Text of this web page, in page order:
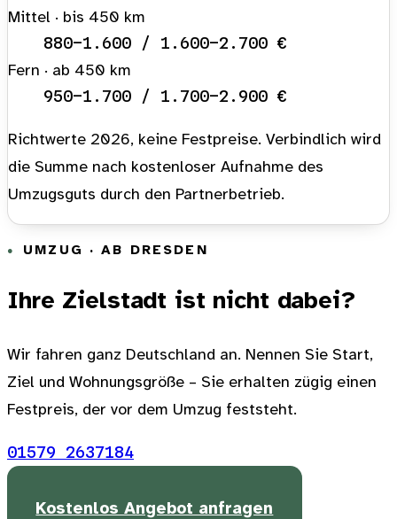
Mittel · bis 450 km
880–1.600 / 1.600–2.700 €
Fern · ab 450 km
950–1.700 / 1.700–2.900 €
Richtwerte 2026, keine Festpreise. Verbindlich wird
die Summe nach kostenloser Aufnahme des
Umzugsguts durch den Partnerbetrieb.
UMZUG · AB DRESDEN
Ihre Zielstadt ist nicht dabei?
Wir fahren ganz Deutschland an. Nennen Sie Start,
Ziel und Wohnungsgröße – Sie erhalten zügig einen
Festpreis, der vor dem Umzug feststeht.
01579 2637184
Kostenlos Angebot anfragen